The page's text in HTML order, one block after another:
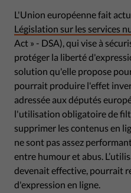
L'Union européenne fait
Législation sur les services
Act » - DSA), qui vise à
protéger la liberté
solution qu'elle propose
pourrait produire l'effet
adressée aux députés
l'utilisation obligatoire de
supprimer les contenus en
ne sont pas assez
entre humour et abus.
devenait effective, pourrait
d'expression en ligne.